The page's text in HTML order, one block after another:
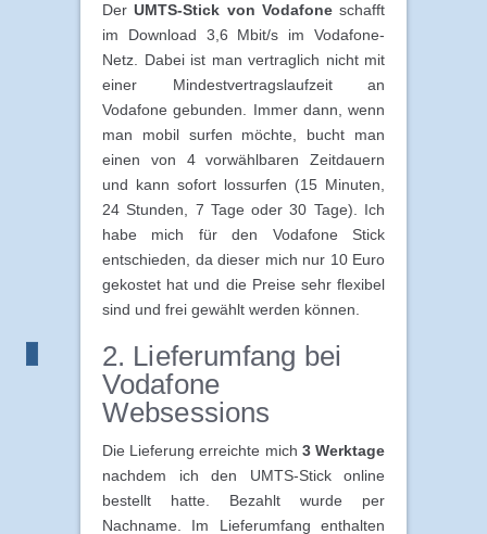
DerUMTS-Stick von Vodafoneschafft
im Download 3,6 Mbit/s im Vodafone-
Netz. Dabei ist man vertraglich nicht mit
einer Mindestvertragslaufzeit an
Vodafone gebunden. Immer dann, wenn
man mobil surfen möchte, bucht man
einen von 4 vorwählbaren Zeitdauern
und kann sofort lossurfen (15 Minuten,
24 Stunden, 7 Tage oder 30 Tage). Ich
habe mich für den Vodafone Stick
entschieden, da dieser mich nur 10 Euro
gekostet hat und die Preise sehr flexibel
sind und frei gewählt werden können.
2. Lieferumfang bei
Vodafone
Websessions
Die Lieferung erreichte mich 3 Werktage
nachdem ich den UMTS-Stick online
bestellt hatte. Bezahlt wurde per
Nachname. Im Lieferumfang enthalten